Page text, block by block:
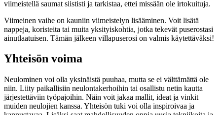
viimeistellä saumat siististi ja tarkistaa, ettei missään ole irtokuituja.
Viimeinen vaihe on kauniin viimeistelyn lisääminen. Voit lisätä
nappeja, koristeita tai muita yksityiskohtia, jotka tekevät puserostasi
ainutlaatuisen. Tämän jälkeen villapuserosi on valmis käytettäväksi!
Yhteisön voima
Neulominen voi olla yksinäistä puuhaa, mutta se ei välttämättä ole
niin. Liity paikallisiin neulontakerhoihin tai osallistu netin kautta
järjestettäviin työpajoihin. Näin voit jakaa mallit, ideat ja vinkit
muiden neulojien kanssa. Yhteisön tuki voi olla inspiroivaa ja